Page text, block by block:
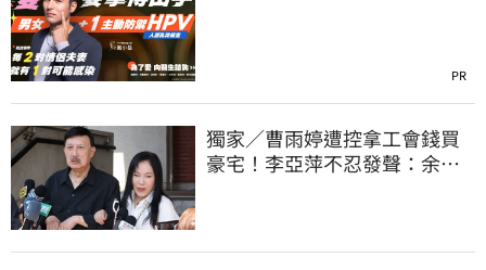
PR
獨家／曹雨婷遭控拿工會錢買
豪宅！李亞萍不忍發聲：余天